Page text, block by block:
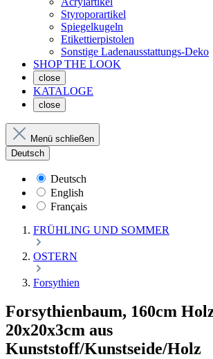
Styroporartikel
Spiegelkugeln
Etikettierpistolen
Sonstige Ladenausstattungs-Deko
SHOP THE LOOK
close
KATALOGE
close
Menü schließen
Deutsch
Deutsch
English
Français
FRÜHLING UND SOMMER
OSTERN
Forsythien
Forsythienbaum, 160cm
20x20x3cm aus
Kunststoff/Kunstseide/Holz